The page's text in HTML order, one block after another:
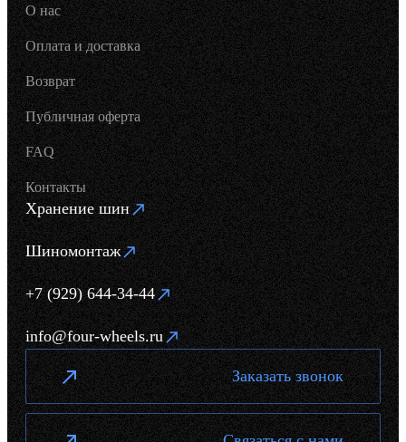
О нас
Оплата и доставка
Возврат
Публичная оферта
FAQ
Контакты
Хранение шин
Шиномонтаж
+7 (929) 644-34-44
info@four-wheels.ru
Заказать звонок